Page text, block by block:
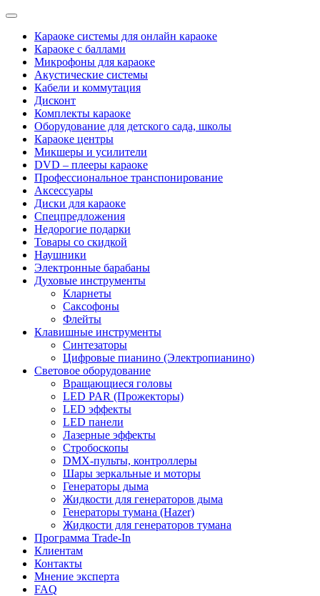
Categories
Караоке системы для онлайн караоке
Караоке с баллами
Микрофоны для караоке
Акустические системы
Кабели и коммутация
Дисконт
Комплекты караоке
Оборудование для детского сада, школы
Караоке центры
Микшеры и усилители
DVD – плееры караоке
Профессиональное транспонирование
Аксессуары
Диски для караоке
Спецпредложения
Недорогие подарки
Товары со скидкой
Наушники
Электронные барабаны
Духовые инструменты
Кларнеты
Саксофоны
Флейты
Клавишные инструменты
Синтезаторы
Цифровые пианино (Электропианино)
Световое оборудование
Вращающиеся головы
LED PAR (Прожекторы)
LED эффекты
LED панели
Лазерные эффекты
Стробоскопы
DMX-пульты, контроллеры
Шары зеркальные и моторы
Генераторы дыма
Жидкости для генераторов дыма
Генераторы тумана (Hazer)
Жидкости для генераторов тумана
Программа Trade-In
Клиентам
Контакты
Мнение эксперта
FAQ